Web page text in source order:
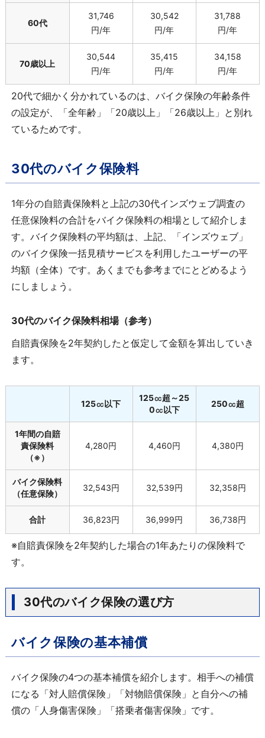
60代
31,746
円/年
30,542
円/年
31,788
円/年
70歳以上
30,544
円/年
35,415
円/年
34,158
円/年
20代で細かく分かれているのは、バイク保険の年齢条件
の設定が、「全年齢」「20歳以上」「26歳以上」と別れ
ているためです。
30代のバイク保険料
1年分の自賠責保険料と上記の30代インズウェブ調査の
任意保険料の合計をバイク保険料の相場として紹介しま
す。バイク保険料の平均額は、上記、「インズウェブ」
のバイク保険一括見積サービスを利用したユーザーの平
均額（全体）です。あくまでも参考までにとどめるよう
にしましょう。
30代のバイク保険料相場（参考）
自賠責保険を2年契約したと仮定して金額を算出していき
ます。
125㏄以下
125㏄超～25
0㏄以下
250㏄超
1年間の自賠
責保険料
（※）
4,280円 4,460円 4,380円
バイク保険料
（任意保険）
32,543円 32,539円 32,358円
合計 36,823円 36,999円 36,738円
※自賠責保険を2年契約した場合の1年あたりの保険料で
す。
30代のバイク保険の選び方
バイク保険の基本補償
バイク保険の4つの基本補償を紹介します。相手への補償
になる「対人賠償保険」「対物賠償保険」と自分への補
償の「人身傷害保険」「搭乗者傷害保険」です。